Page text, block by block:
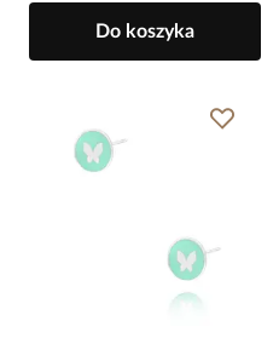
Do koszyka